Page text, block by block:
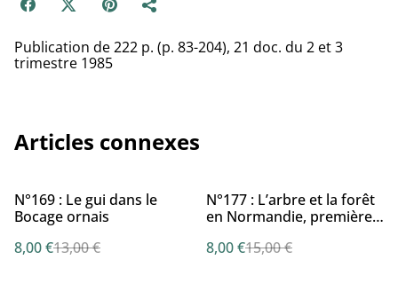
Publication de 222 p. (p. 83-204), 21 doc. du 2 et 3
trimestre 1985
Articles connexes
%
N°169 : Le gui dans le
Bocage ornais
8,00 €13,00 €
%
N°177 : L’arbre et la forêt
en Normandie, première
et traditions par J.
8,00 €15,00 €